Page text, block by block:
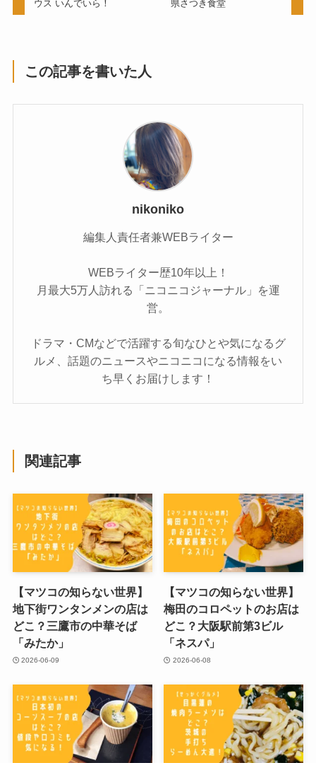
ウス いんでいら！ 県さつき食堂
この記事を書いた人
nikoniko
編集人責任者兼WEBライター
WEBライター歴10年以上！
月最大5万人訪れる「ニコニコジャーナル」を運
営。
ドラマ・CMなどで活躍する旬なひとや気になるグ
ルメ、話題のニュースやニコニコになる情報をい
ち早くお届けします！
関連記事
【マツコの知らない世界】
地下街ワンタンメンの店は
どこ？三鷹市の中華そば
「みたか」
2026-06-09
【マツコの知らない世界】
梅田のコロペットのお店は
どこ？大阪駅前第3ビル
「ネスパ」
2026-06-08